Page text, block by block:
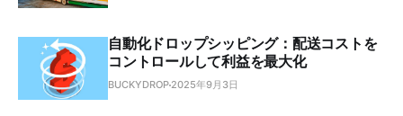
自動化ドロップシッピング：配送コストを
コントロールして利益を最大化
BUCKYDROP 2025年9月3日